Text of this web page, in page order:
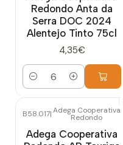
Redondo Anta da
Serra DOC 2024
Alentejo Tinto 75cl
4,35€
Quantidade
B58.017|Adega Cooperativa
Redondo
Adega Cooperativa